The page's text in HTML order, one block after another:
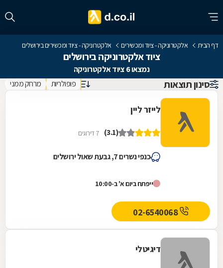
דף הבית אלקטרוניקה - ציוד ומכשירים אלקטרוניקה - ציוד ומכשירים בירושלים
ציוד אלקטרוניקה בירושלים
נמצאו 6 ציוד אלקטרוניקה
סינון תוצאות פופולריות מרחק ממני
לייזר ליין
(3.1) 7 דירוגים
כנפי נשרים 7, גבעת שאול ירושלים
ייפתח ביום א' ב-10:00
02-6540068
דיגיטלי